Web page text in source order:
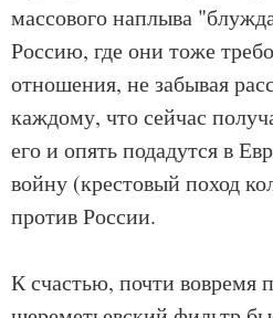
массового наплыва
Россию, где они тоже
отношения, не забывая
каждому, что сейчас
его и опять подадутся в
войну (крестовый поход
против России.
К счастью, почти вовремя